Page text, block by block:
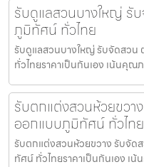
รับดูแลสวนบางใหญ่ รั
ภูมิทัศน์ ทั่วไทย
รับดูแลสวนบางใหญ่ รับจัดสว
ทั่วไทยราคาเป็นกันเอง เน้นคุ
รับตกแต่งสวนห้วยขวา
ออกแบบภูมิทัศน์ ทั่วไทย
รับตกแต่งสวนห้วยขวาง รับจั
ทัศน์ ทั่วไทยราคาเป็นกันเอง เ